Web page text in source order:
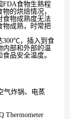
FDA食物生熟程
的烘焙情况，
食物成熟度无法
物成熟，时常把
300℃，插入到食
内部和外部的温
品安全温度。
气炸锅、电蒸
Thermometer